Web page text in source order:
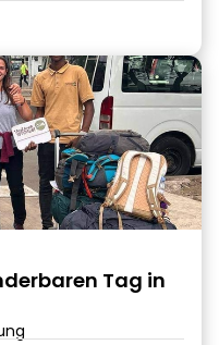
Tag in